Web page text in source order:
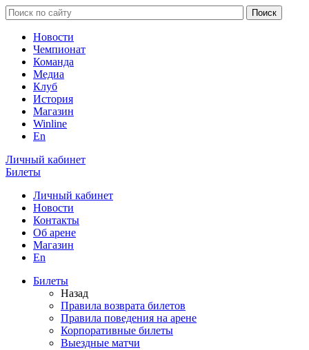
Новости
Чемпионат
Команда
Медиа
Клуб
История
Магазин
Winline
En
Личный кабинет
Билеты
Личный кабинет
Новости
Контакты
Об арене
Магазин
En
Билеты
Назад
Правила возврата билетов
Правила поведения на арене
Корпоративные билеты
Выездные матчи